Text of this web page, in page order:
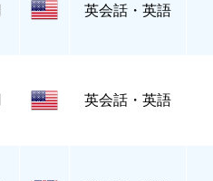
英会話・英語
英会話・英語